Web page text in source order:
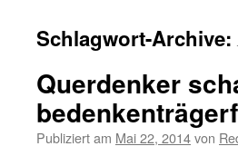
Schlagwort-Archive:
Querdenker
Publiziert am Mai 22, 2014von